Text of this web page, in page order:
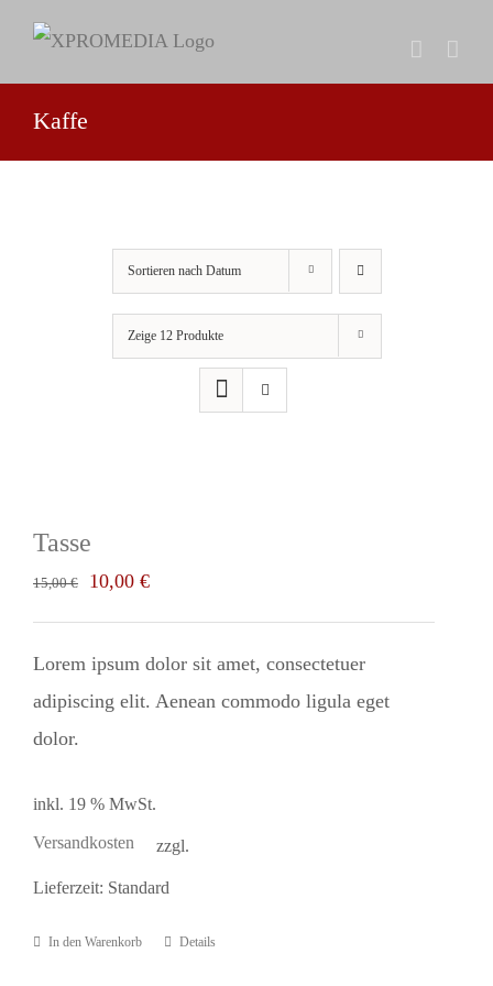
Zum
Kaffe
Sortieren nach Datum
Zeige 12 Produkte
Tasse
15,00€
Ursprünglicher
Preis
war:
15,00 €
10,00 €Aktueller
Preis
ist:
10,00 €.
Lorem ipsum dolor sit amet, consectetuer
adipiscing elit. Aenean commodo ligula eget
dolor.
inkl. 19 % MwSt.
zzgl.
Versandkosten
Lieferzeit: Standard
In den Warenkorb Details